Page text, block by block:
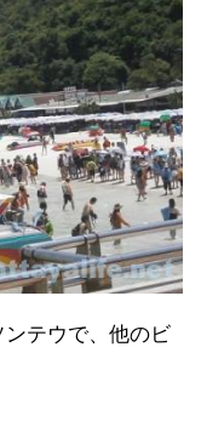
テウで、他のビ